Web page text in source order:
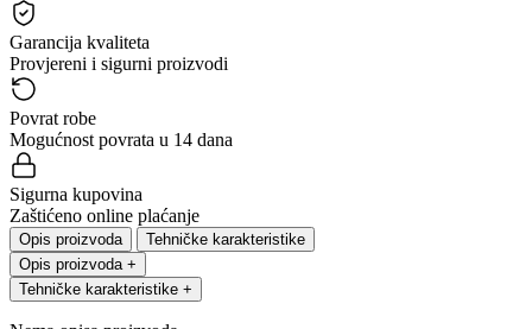
Garancija kvaliteta
Provjereni i sigurni proizvodi
Povrat robe
Mogućnost povrata u 14 dana
Sigurna kupovina
Zaštićeno online plaćanje
Opis proizvoda
Tehničke karakteristike
Opis proizvoda +
Tehničke karakteristike +